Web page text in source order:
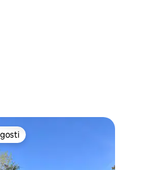
rangiranima s oznakom „Odabrali gosti”